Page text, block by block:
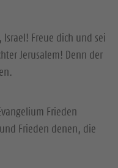
Israel! Freue dich und sei
Jerusalem! Denn der
Frieden
Frieden denen, die